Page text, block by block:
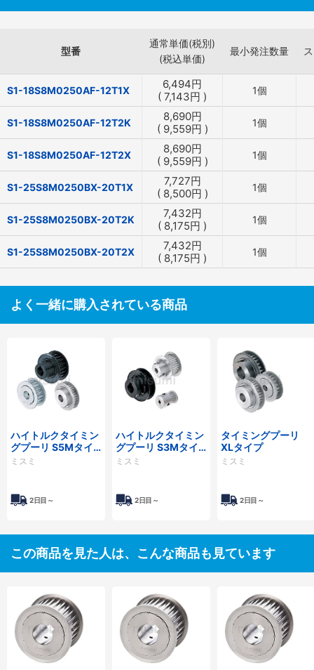
型番
通常単価(税別)
(税込単価)
最小発注数量
S1-18S8M0250AF-12T1X 6,494円
( 7,143円 ) 1個
S1-18S8M0250AF-12T2K 8,690円
( 9,559円 ) 1個
S1-18S8M0250AF-12T2X 8,690円
( 9,559円 ) 1個
S1-25S8M0250BX-20T1X 7,727円
( 8,500円 ) 1個
S1-25S8M0250BX-20T2K 7,432円
( 8,175円 ) 1個
S1-25S8M0250BX-20T2X 7,432円
( 8,175円 ) 1個
よく一緒に購入されている商品
ハイトルクタイミン
グプーリ S5Mタイ
プ
ミスミ
2日目～
ハイトルクタイミン
グプーリ S3Mタイ
プ
ミスミ
2日目～
タイミングプーリ
XLタイプ
ミスミ
2日目～
この商品を見た人は、こんな商品も見ています